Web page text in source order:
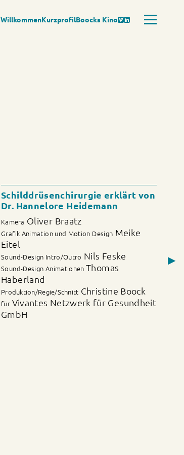
WillkommenKurzprofilBoocks Kino
▶
Schilddrüsenchirurgie erklärt von
Dr. Hannelore Heidemann
Kamera Oliver Braatz
Grafik Animation und Motion Design Meike
Eitel
Sound-Design Intro/Outro Nils Feske
Sound-Design AnimationenThomas
Haberland
Produktion/Regie/Schnitt Christine Boock
für Vivantes Netzwerk für Gesundheit
GmbH